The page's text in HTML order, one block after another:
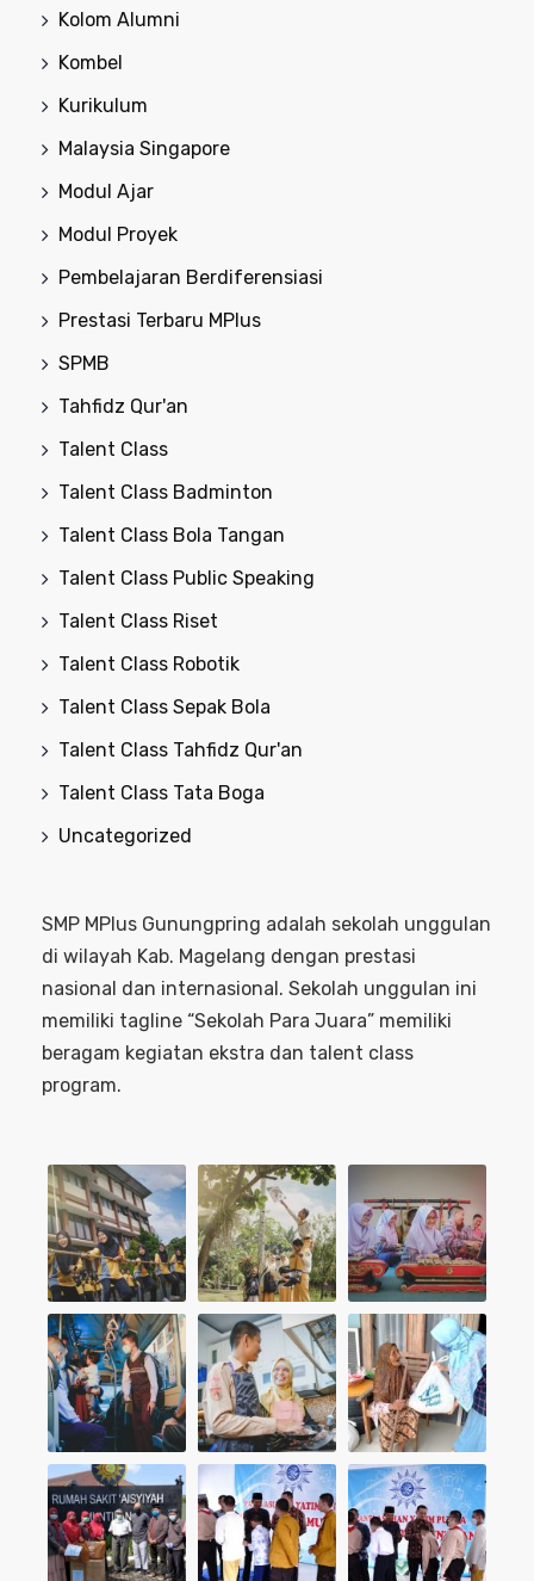
Kolom Alumni
Kombel
Kurikulum
Malaysia Singapore
Modul Ajar
Modul Proyek
Pembelajaran Berdiferensiasi
Prestasi Terbaru MPlus
SPMB
Tahfidz Qur'an
Talent Class
Talent Class Badminton
Talent Class Bola Tangan
Talent Class Public Speaking
Talent Class Riset
Talent Class Robotik
Talent Class Sepak Bola
Talent Class Tahfidz Qur'an
Talent Class Tata Boga
Uncategorized
SMP MPlus Gunungpring adalah sekolah unggulan
di wilayah Kab. Magelang dengan prestasi
nasional dan internasional. Sekolah unggulan ini
memiliki tagline “Sekolah Para Juara” memiliki
beragam kegiatan ekstra dan talent class
program.